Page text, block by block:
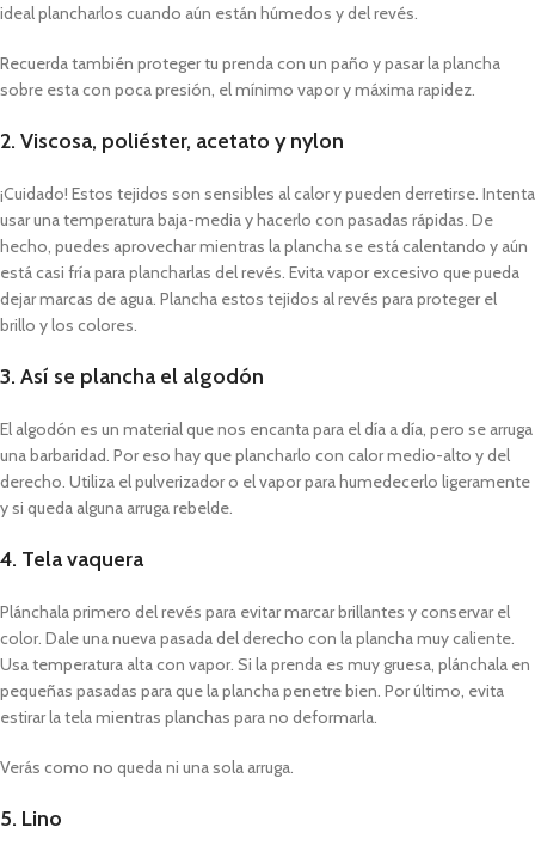
ideal plancharlos cuando aún están húmedos y del revés.
Recuerda también proteger tu prenda con un paño y pasar la plancha
sobre esta con poca presión, el mínimo vapor y máxima rapidez.
2. Viscosa, poliéster, acetato y nylon
¡Cuidado! Estos tejidos son sensibles al calor y pueden derretirse. Intenta
usar una temperatura baja-media y hacerlo con pasadas rápidas. De
hecho, puedes aprovechar mientras la plancha se está calentando y aún
está casi fría para plancharlas del revés. Evita vapor excesivo que pueda
dejar marcas de agua. Plancha estos tejidos al revés para proteger el
brillo y los colores.
3. Así se plancha el algodón
El algodón es un material que nos encanta para el día a día, pero se arruga
una barbaridad. Por eso hay que plancharlo con calor medio-alto y del
derecho. Utiliza el pulverizador o el vapor para humedecerlo ligeramente
y si queda alguna arruga rebelde.
4. Tela vaquera
Plánchala primero del revés para evitar marcar brillantes y conservar el
color. Dale una nueva pasada del derecho con la plancha muy caliente.
Usa temperatura alta con vapor. Si la prenda es muy gruesa, plánchala en
pequeñas pasadas para que la plancha penetre bien. Por último, evita
estirar la tela mientras planchas para no deformarla.
Verás como no queda ni una sola arruga.
5. Lino